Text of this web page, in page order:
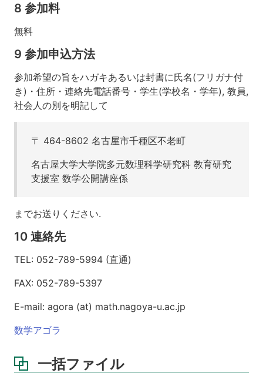
8 参加料
無料
9 参加申込方法
参加希望の旨をハガキあるいは封書に氏名(フリガナ付
き)・住所・連絡先電話番号・学生(学校名・学年), 教員,
社会人の別を明記して
〒 464-8602 名古屋市千種区不老町
名古屋大学大学院多元数理科学研究科 教育研究
支援室 数学公開講座係
までお送りください.
10 連絡先
TEL: 052-789-5994 (直通)
FAX: 052-789-5397
E-mail: agora (at) math.nagoya-u.ac.jp
数学アゴラ
一括ファイル